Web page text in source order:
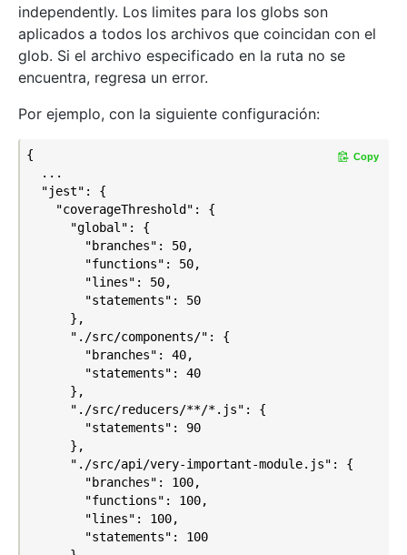
independently. Los limites para los globs son
aplicados a todos los archivos que coincidan con el
glob. Si el archivo especificado en la ruta no se
encuentra, regresa un error.
Por ejemplo, con la siguiente configuración:
{
  ...
  "jest": {
    "coverageThreshold": {
      "global": {
        "branches": 50,
        "functions": 50,
        "lines": 50,
        "statements": 50
      },
      "./src/components/": {
        "branches": 40,
        "statements": 40
      },
      "./src/reducers/**/*.js": {
        "statements": 90
      },
      "./src/api/very-important-module.js": {
        "branches": 100,
        "functions": 100,
        "lines": 100,
        "statements": 100
Copy